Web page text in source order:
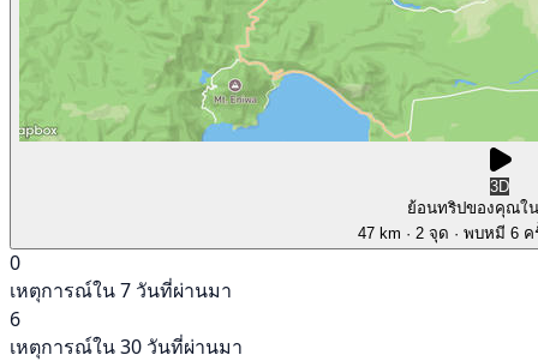
3D
ย้อนทริปของคุณใ
47 km · 2 จุด · พบหมี 6
0
เหตุการณ์ใน 7 วันที่ผ่านมา
6
เหตุการณ์ใน 30 วันที่ผ่านมา